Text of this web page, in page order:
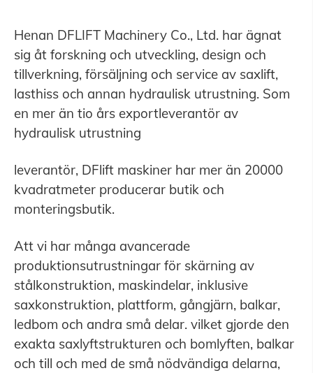
Henan DFLIFT Machinery Co., Ltd. har ägnat
sig åt forskning och utveckling, design och
tillverkning, försäljning och service av saxlift,
lasthiss och annan hydraulisk utrustning. Som
en mer än tio års exportleverantör av
hydraulisk utrustning
leverantör, DFlift maskiner har mer än 20000
kvadratmeter producerar butik och
monteringsbutik.
Att vi har många avancerade
produktionsutrustningar för skärning av
stålkonstruktion, maskindelar, inklusive
saxkonstruktion, plattform, gångjärn, balkar,
ledbom och andra små delar. vilket gjorde den
exakta saxlyftstrukturen och bomlyften, balkar
och till och med de små nödvändiga delarna,